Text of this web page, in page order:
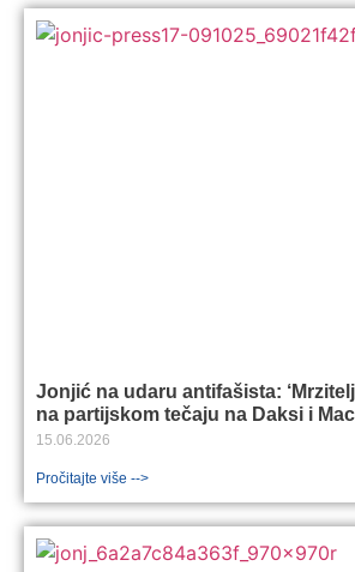
Jonjić na udaru antifašista:
na partijskom tečaju na Daksi i
15.06.2026
Pročitajte više -->